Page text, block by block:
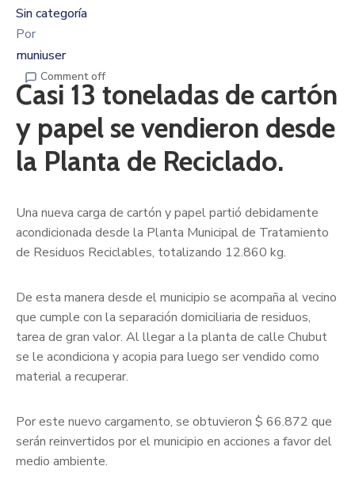
Sin categoría
Por
muniuser
Comment off
Casi 13 toneladas de cartón
y papel se vendieron desde
la Planta de Reciclado.
Una nueva carga de cartón y papel partió debidamente
acondicionada desde la Planta Municipal de Tratamiento
de Residuos Reciclables, totalizando 12.860 kg.
De esta manera desde el municipio se acompaña al vecino
que cumple con la separación domiciliaria de residuos,
tarea de gran valor. Al llegar a la planta de calle Chubut
se le acondiciona y acopia para luego ser vendido como
material a recuperar.
Por este nuevo cargamento, se obtuvieron $ 66.872 que
serán reinvertidos por el municipio en acciones a favor del
medio ambiente.